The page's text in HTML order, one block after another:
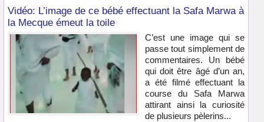
Vidéo: L’image de ce bébé effectuant la Safa Marwa à
la Mecque émeut la toile
C’est une image qui se
passe tout simplement de
commentaires. Un bébé
qui doit être âgé d’un an,
a été filmé effectuant la
course du Safa Marwa
attirant ainsi la curiosité
de plusieurs pèlerins...